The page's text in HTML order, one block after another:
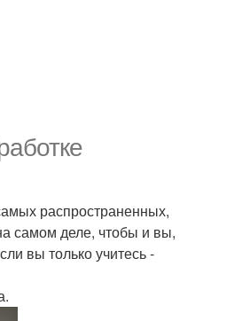
распространенных,
самом деле, чтобы и вы,
вы только учитесь -